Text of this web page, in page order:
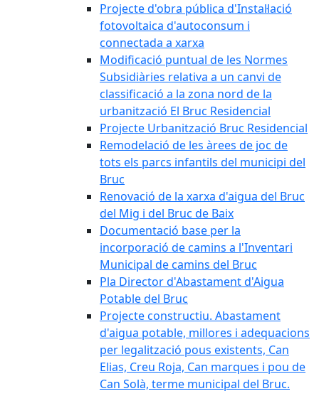
Projecte d'obra pública d'Instal·lació
fotovoltaica d'autoconsum i
connectada a xarxa
Modificació puntual de les Normes
Subsidiàries relativa a un canvi de
classificació a la zona nord de la
urbanització El Bruc Residencial
Projecte Urbanització Bruc Residencial
Remodelació de les àrees de joc de
tots els parcs infantils del municipi del
Bruc
Renovació de la xarxa d'aigua del Bruc
del Mig i del Bruc de Baix
Documentació base per la
incorporació de camins a l'Inventari
Municipal de camins del Bruc
Pla Director d'Abastament d'Aigua
Potable del Bruc
Projecte constructiu. Abastament
d'aigua potable, millores i adequacions
per legalització pous existents, Can
Elias, Creu Roja, Can marques i pou de
Can Solà, terme municipal del Bruc.